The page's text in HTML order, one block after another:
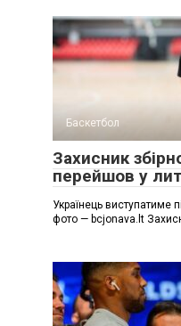
Баскетбол
Захисник
перейшов у
Українець виступатиме
фото — bcjonava.lt